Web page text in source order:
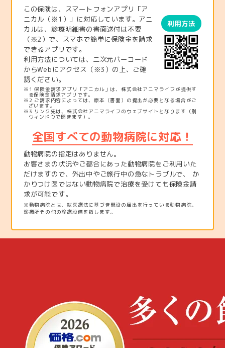
この保険は、スマートフォンアプリ「ア
ニカル（※1）」に対応しています。アニ
カルは、診療明細書の書面送付は不要
（※2）で、スマホで簡単に保険金を請求
できるアプリです。
利用方法については、二次元バーコード
からWebにアクセス（※3）の上、ご確
認ください。
利用方法
※1 保険金請求アプリ「アニカル」は、株式会社アニマライフが提供す
る保険金請求アプリです。
※2 ご請求内容によっては、原本（書面）の提出が必要となる場合がご
ざいます。
※3 リンク先は、株式会社アニマライフのウェブサイトとなります（別
ウィンドウで開きます）。
全国すべての動物病院に対応！
動物病院の指定はありません。
お客さまの状況やご都合にあった動物病院をご利用いた
だけますので、外出中やご旅行中の急なトラブルで、 か
かりつけ医ではない動物病院で治療を受けても保険金請
求が可能です。
※動物病院とは、獣医療法に基づき開設の届出を行っている動物病院、
診療所その他の診療設備を指します。